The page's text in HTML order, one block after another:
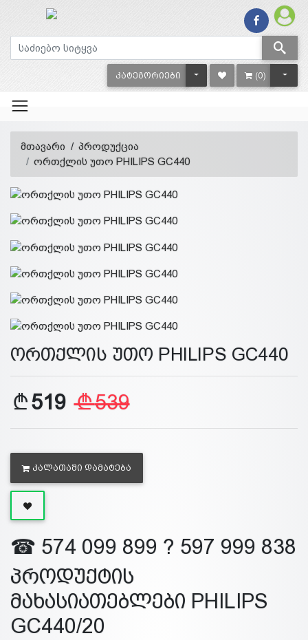
ᲙᲐᲢᲔᲒᲝᲠᲘᲔᲑᲘ TOGGLE DROPDOWN
(0)
მთავარი
პროდუქცია
ორთქლის უთო PHILIPS GC440
ორთქლის უთო PHILIPS GC440
519 539
ᲙᲐᲚᲐᲗᲐᲨᲘ ᲓᲐᲛᲐᲢᲔᲑᲐ
☎ 574 099 899 ? 597 999 838
პროდუქტის
მახასიათებლები PHILIPS
GC440/20